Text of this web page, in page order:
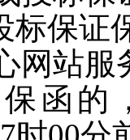
保证
网站服
函的